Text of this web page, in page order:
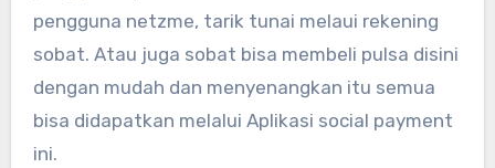
pengguna netzme, tarik tunai melaui rekening
sobat. Atau juga sobat bisa membeli pulsa disini
dengan mudah dan menyenangkan itu semua
bisa didapatkan melalui Aplikasi social payment
ini.